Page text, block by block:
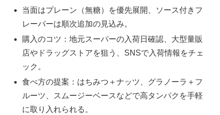
当面はプレーン（無糖）を優先展開、ソース付きフ
レーバーは順次追加の見込み。
購入のコツ：地元スーパーの入荷日確認、大型量販
店やドラッグストアを狙う、SNSで入荷情報をチェ
ック。
食べ方の提案：はちみつ＋ナッツ、グラノーラ＋フ
ルーツ、スムージーベースなどで高タンパクを手軽
に取り入れられる。